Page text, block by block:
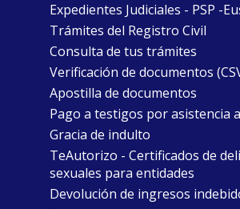
Expedientes Judiciales - PSP -
Trámites del Registro Civil
Consulta de tus trámites
Verificación de documentos
Apostilla de documentos
Pago a testigos por asistencia
Gracia de indulto
TeAutorizo - Certificados de
sexuales para entidades
Devolución de ingresos